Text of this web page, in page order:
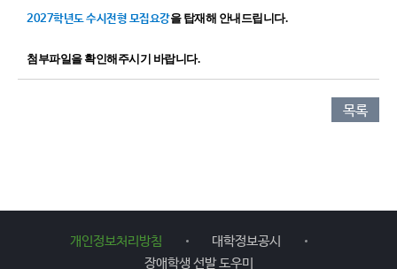
2027학년도 수시전형 모집요강을 탑재해 안내드립니다.
첨부파일을확인해주시기 바랍니다.
목록
개인정보처리방침
대학정보공시
장애학생 선발 도우미